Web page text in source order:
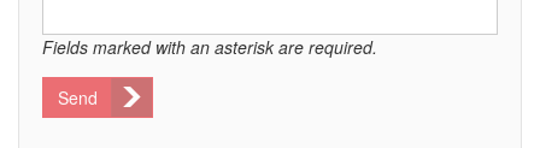
Fields marked with an asterisk are required.
Send